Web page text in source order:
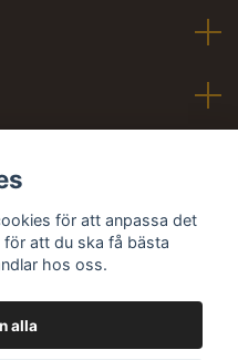
för att anpassa det
att du ska få bästa
hos oss.
alla